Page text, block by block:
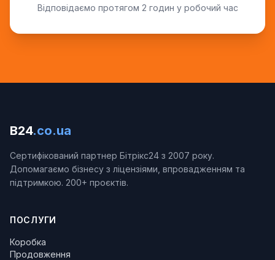
Відповідаємо протягом 2 годин у робочий час
B24.co.ua
Сертифікований партнер Бітрікс24 з 2007 року.
Допомагаємо бізнесу з ліцензіями, впровадженням та
підтримкою. 200+ проєктів.
ПОСЛУГИ
Коробка
Продовження